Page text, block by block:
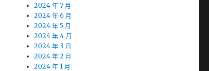
2024 年 7 月
2024 年 6 月
2024 年 5 月
2024 年 4 月
2024 年 3 月
2024 年 2 月
2024 年 1 月